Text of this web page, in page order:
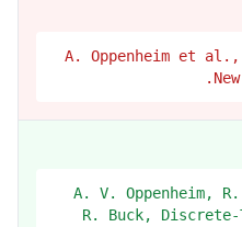
[1] A. Oppenheim et
[1] A. V. Oppenheim,
R. Buck, Discrete-